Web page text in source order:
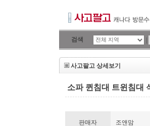
검색 |
사고팔고 상세보기
소파 퀸침대 트윈침대
판매자 조앤맘